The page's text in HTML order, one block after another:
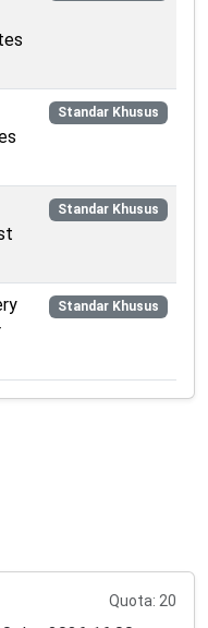
Standar Khusus
Standar Khusus
Standar Khusus
Quota: 20